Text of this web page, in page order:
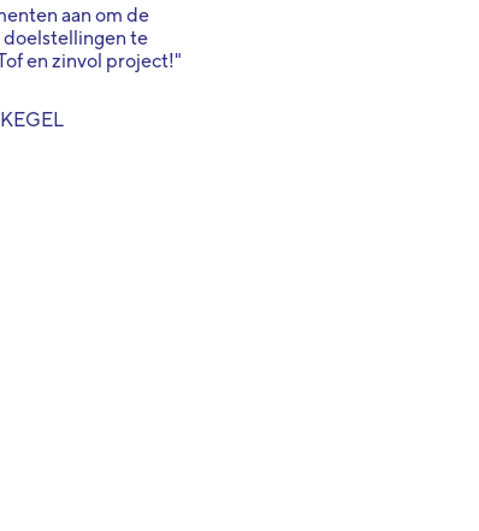
aan om de
te
en zinvol project!"